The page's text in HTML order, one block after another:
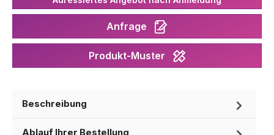
Anfrage
Produkt-Muster
Beschreibung
Ablauf Ihrer Bestellung